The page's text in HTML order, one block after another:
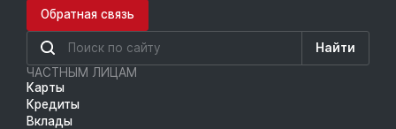
Обратная связь
Найти
ЧАСТНЫМ ЛИЦАМ
Карты
Кредиты
Вклады